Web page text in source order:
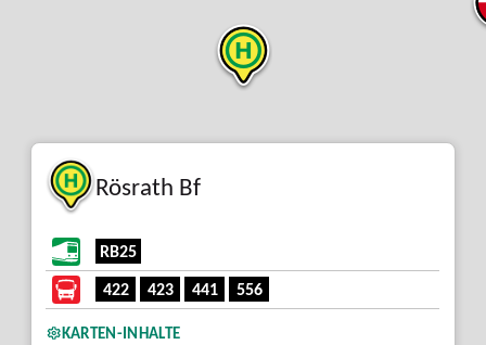
Rösrath Bf
RB25
422
423 441 556
KARTEN-INHALTE